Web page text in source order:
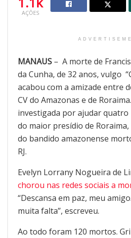
AÇÕES
MANAUS – A morte de
da Cunha, de 32 anos, vulgo
acabou com a amizade entre
CV do Amazonas e de
investigada por ajudar
do maior presídio de Roraima,
do bandido amazonense
RJ.
Evelyn Lorrany Nogueira de
chorou nas redes sociais a
“Descansa em paz, meu
muita falta”, escreveu.
Ao todo foram 120 mortos.